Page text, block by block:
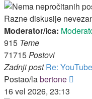
Razne diskusije
Moderator/ica:
915 Teme
71715Postovi
Zadnji post Re:
Postao/labertone
16 vel 2026, 23:13